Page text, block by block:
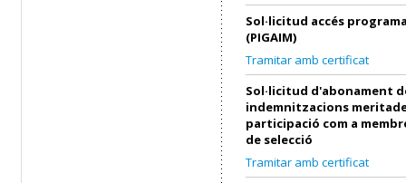
Sol·licitud accés
(PIGAIM)
Tramitar amb certificat
Sol·licitud d'abonament
indemnitzacions
participació com a
de selecció
Tramitar amb certificat